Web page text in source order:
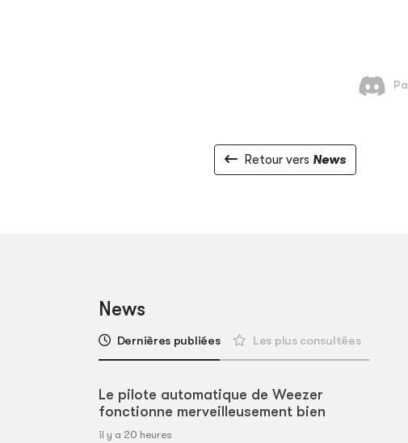
Retour vers News
News
Dernières publiées Les plus consultées
Le pilote automatique de Weezer
fonctionne merveilleusement bien
il y a 20 heures